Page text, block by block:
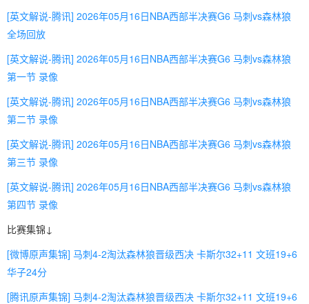
[英文解说-腾讯] 2026年05月16日NBA西部半决赛G6 马刺vs森林狼
全场回放
[英文解说-腾讯] 2026年05月16日NBA西部半决赛G6 马刺vs森林狼
第一节 录像
[英文解说-腾讯] 2026年05月16日NBA西部半决赛G6 马刺vs森林狼
第二节 录像
[英文解说-腾讯] 2026年05月16日NBA西部半决赛G6 马刺vs森林狼
第三节 录像
[英文解说-腾讯] 2026年05月16日NBA西部半决赛G6 马刺vs森林狼
第四节 录像
比赛集锦↓
[微博原声集锦] 马刺4-2淘汰森林狼晋级西决 卡斯尔32+11 文班19+6
华子24分
[腾讯原声集锦] 马刺4-2淘汰森林狼晋级西决 卡斯尔32+11 文班19+6